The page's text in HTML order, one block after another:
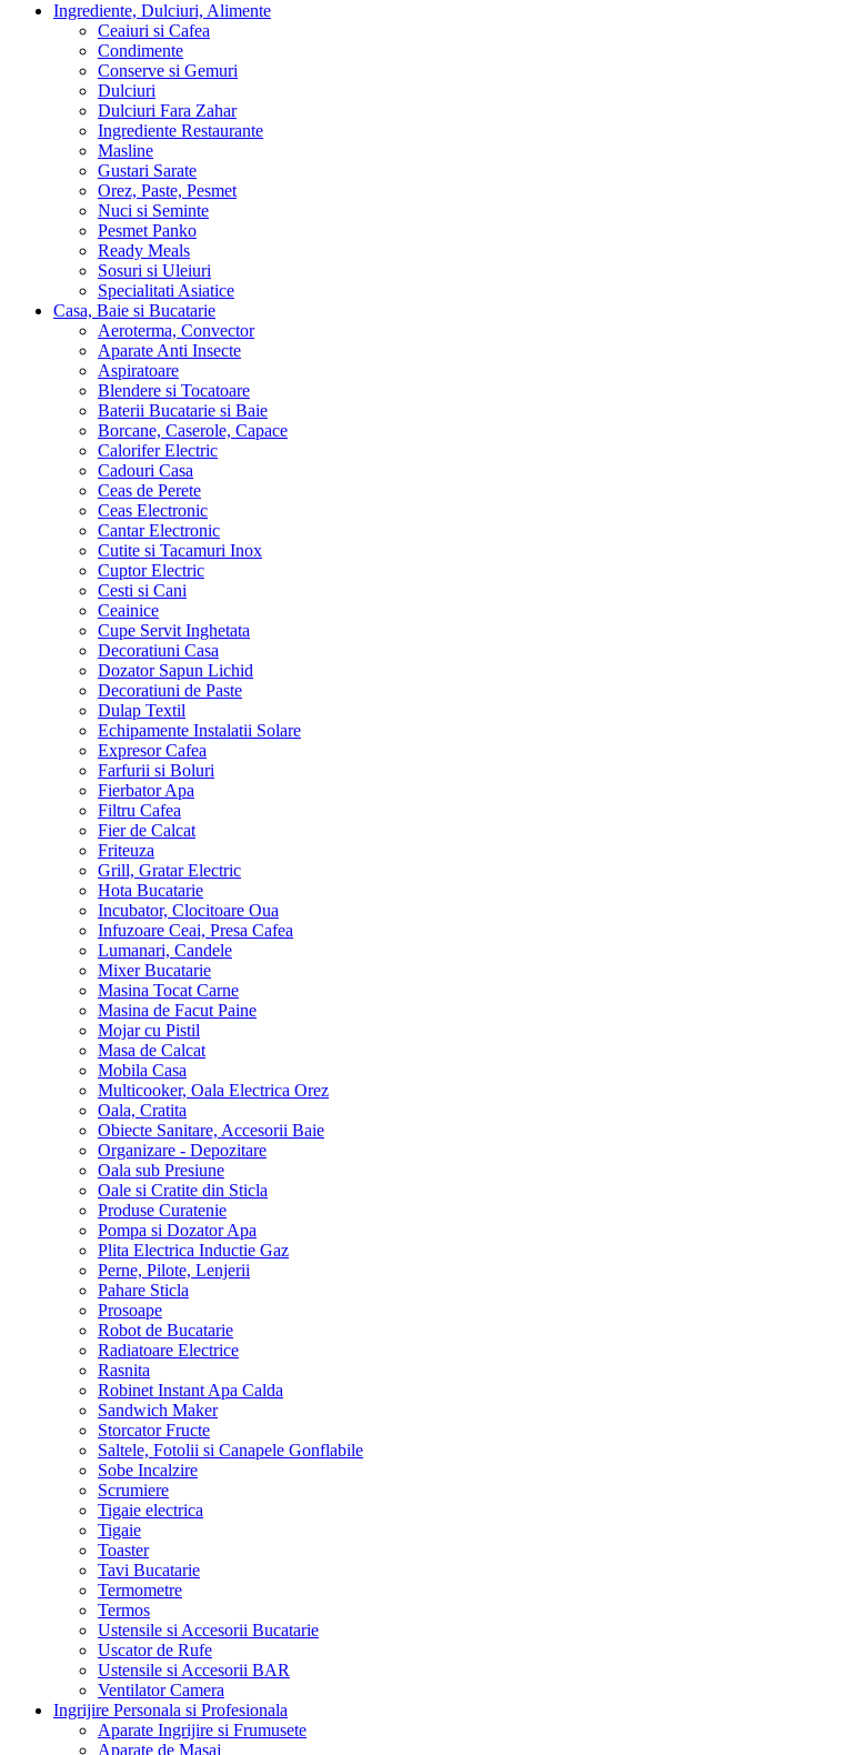
Ingrediente, Dulciuri, Alimente
Ceaiuri si Cafea
Condimente
Conserve si Gemuri
Dulciuri
Dulciuri Fara Zahar
Ingrediente Restaurante
Masline
Gustari Sarate
Orez, Paste, Pesmet
Nuci si Seminte
Pesmet Panko
Ready Meals
Sosuri si Uleiuri
Specialitati Asiatice
Casa, Baie si Bucatarie
Aeroterma, Convector
Aparate Anti Insecte
Aspiratoare
Blendere si Tocatoare
Baterii Bucatarie si Baie
Borcane, Caserole, Capace
Calorifer Electric
Cadouri Casa
Ceas de Perete
Ceas Electronic
Cantar Electronic
Cutite si Tacamuri Inox
Cuptor Electric
Cesti si Cani
Ceainice
Cupe Servit Inghetata
Decoratiuni Casa
Dozator Sapun Lichid
Decoratiuni de Paste
Dulap Textil
Echipamente Instalatii Solare
Expresor Cafea
Farfurii si Boluri
Fierbator Apa
Filtru Cafea
Fier de Calcat
Friteuza
Grill, Gratar Electric
Hota Bucatarie
Incubator, Clocitoare Oua
Infuzoare Ceai, Presa Cafea
Lumanari, Candele
Mixer Bucatarie
Masina Tocat Carne
Masina de Facut Paine
Mojar cu Pistil
Masa de Calcat
Mobila Casa
Multicooker, Oala Electrica Orez
Oala, Cratita
Obiecte Sanitare, Accesorii Baie
Organizare - Depozitare
Oala sub Presiune
Oale si Cratite din Sticla
Produse Curatenie
Pompa si Dozator Apa
Plita Electrica Inductie Gaz
Perne, Pilote, Lenjerii
Pahare Sticla
Prosoape
Robot de Bucatarie
Radiatoare Electrice
Rasnita
Robinet Instant Apa Calda
Sandwich Maker
Storcator Fructe
Saltele, Fotolii si Canapele Gonflabile
Sobe Incalzire
Scrumiere
Tigaie electrica
Tigaie
Toaster
Tavi Bucatarie
Termometre
Termos
Ustensile si Accesorii Bucatarie
Uscator de Rufe
Ustensile si Accesorii BAR
Ventilator Camera
Ingrijire Personala si Profesionala
Aparate Ingrijire si Frumusete
Aparate de Masaj